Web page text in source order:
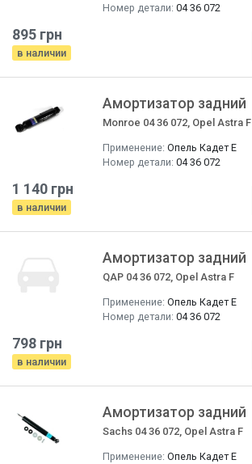
Номер детали: 04 36 072
895 грн
в наличии
Амортизатор задний
Monroe 04 36 072, Opel Astra F
Применение: Опель Кадет E
Номер детали: 04 36 072
1 140 грн
в наличии
Амортизатор задний
QAP 04 36 072, Opel Astra F
Применение: Опель Кадет E
Номер детали: 04 36 072
798 грн
в наличии
Амортизатор задний
Sachs 04 36 072, Opel Astra F
Применение: Опель Кадет E